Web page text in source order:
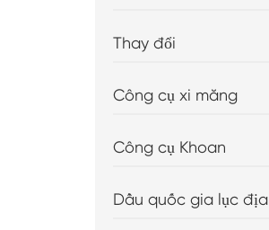
Thay đổi
Công cụ xi măng
Công cụ Khoan
Dầu quốc gia lục địa